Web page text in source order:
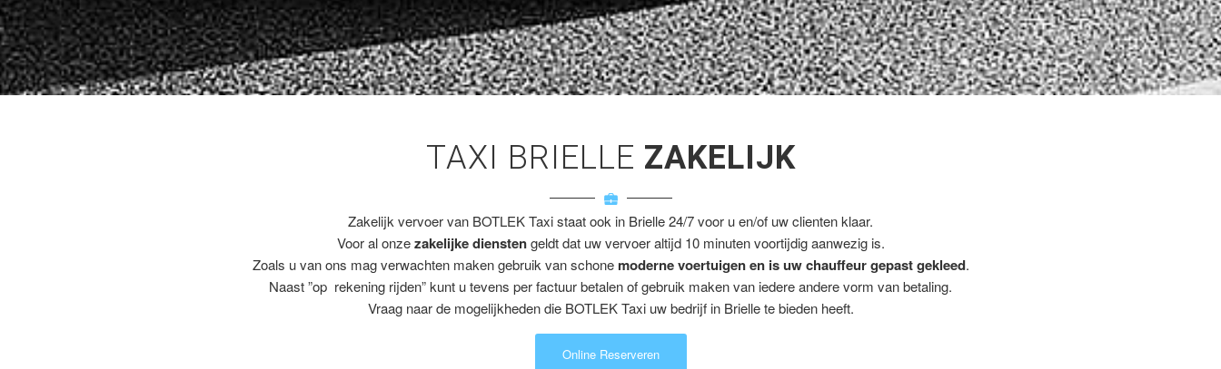
TAXI BRIELLE ZAKELIJK
Zakelijk vervoer van BOTLEK Taxi staat ook in Brielle 24/7 voor u en/of uw clienten klaar.
Voor al onzezakelijke dienstengeldt dat uw vervoer altijd 10 minuten voortijdig aanwezig is.
Zoals u van ons mag verwachten maken gebruik van schone moderne voertuigen en is uw chauffeur gepast gekleed.
Naast ”op rekening rijden” kunt u tevens per factuur betalen of gebruik maken van iedere andere vorm van betaling.
Vraag naar de mogelijkheden die BOTLEK Taxi uw bedrijf in Brielle te bieden heeft.
Online Reserveren